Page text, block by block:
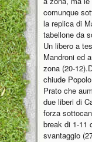
comunque
la replica di
tabellone da
Un libero a
Mandroni ed
zona (20-
chiude
Prato che
due liberi di
forza
break di 1-11
svantaggio